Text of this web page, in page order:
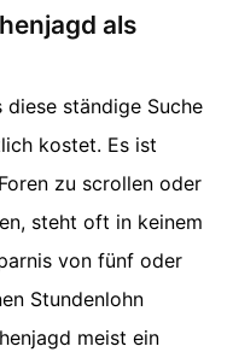
als
diese ständige Suche
kostet. Es ist
zu scrollen oder
steht oft in keinem
von fünf oder
Stundenlohn
meist ein